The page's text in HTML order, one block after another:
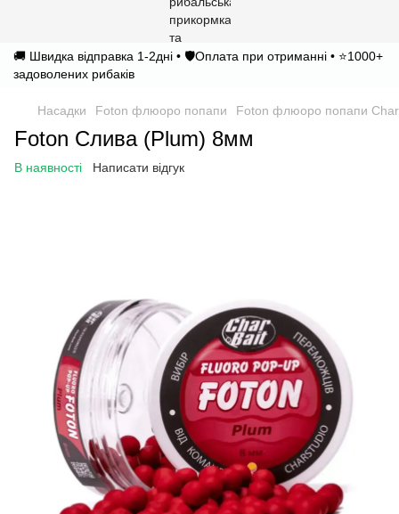
🚚 Швидка відправка 1-2дні • 🛡️Оплата при отриманні • ⭐1000+
задоволених рибаків
Насадки Foton флюоро попапи Foton флюоро попапи
Foton Слива (Plum) 8мм
В наявності Написати відгук